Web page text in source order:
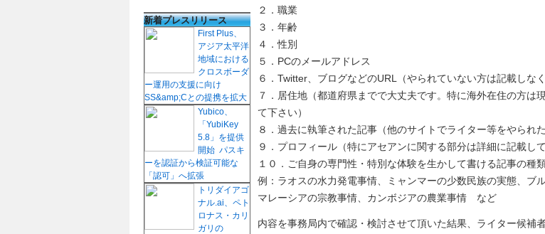
２．職業
３．年齢
４．性別
５．PCのメールアドレス
６．Twitter、ブログなどのURL（やられていない方は記載しな
７．居住地（都道府県までで大丈夫です。特に海外在住の方は
て下さい）
８．過去に執筆された記事（他のサイトでライター等をやられ
９．プロフィール（特にアセアンに関する部分は詳細に記載して
１０．ご自身の専門性・特別な体験を生かして書ける記事の種
例：ラオスの水力発電事情、ミャンマーの少数民族の実態、ブ
マレーシアの宗教事情、カンボジアの農業事情 など
内容を事務局内で確認・検討させて頂いた結果、ライター候補
新着プレスリリース
First Plus、
アジア太平洋
地域における
クロスボーダ
ー運用の支援に向け
SS&amp;Cとの提携を拡大
Yubico、
「YubiKey
5.8」を提供
開始 パスキ
ーを認証から検証可能な
「認可」へ拡張
トリダイアゴ
ナル.ai、ペト
ロナス・カリ
ガリの